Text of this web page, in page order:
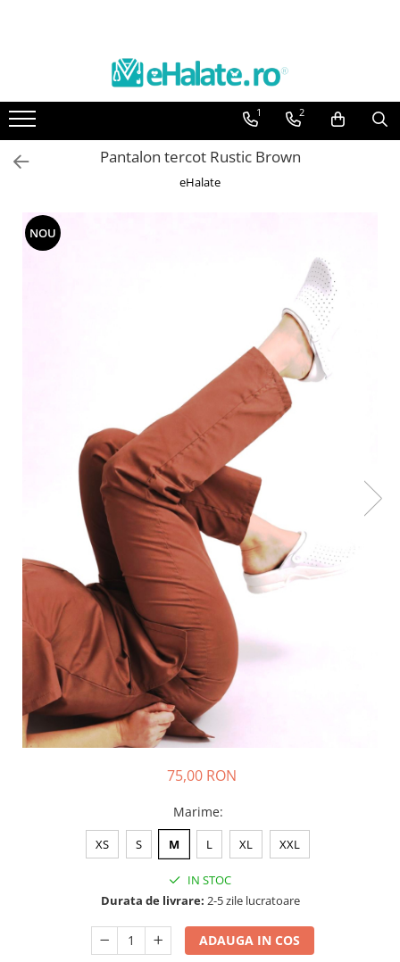
Toate Produsele
Bluze Unisex
Costume Unisex
Bluze unisex cu imprimeuri
Bluze Maria
Halate medicale barbati
Halate medicale P2 cu fluturas
Halate medicale cu nasturi
Halate medicale cu fermoar
Halate medicale polar - unisex
Halate medicale albe
Fuste, Sarafane
Sarafane Mira
Fuste medicale
Sarafane medicale
Veste, Jachete
Veste de lucru
Jachete de lucru
Halate medicale polar - unisex
Sorturi restaurante
Tricouri de lucru
Saboti medicali
1 2
Pantalon tercot Rustic Brown
eHalate
NOU
75,00 RON
Marime:
XS S M L XL XXL
IN STOC
Durata de livrare: 2-5 zile lucratoare
ADAUGA IN COS